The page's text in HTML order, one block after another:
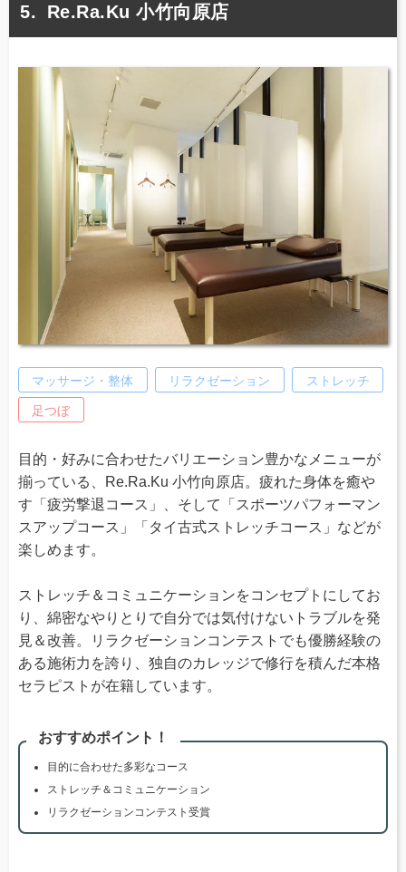
Re.Ra.Ku 小竹向原店
マッサージ・整体 リラクゼーション ストレッチ
足つぼ
目的・好みに合わせたバリエーション豊かなメニューが
揃っている、Re.Ra.Ku 小竹向原店。疲れた身体を癒や
す「疲労撃退コース」、そして「スポーツパフォーマン
スアップコース」「タイ古式ストレッチコース」などが
楽しめます。
ストレッチ＆コミュニケーションをコンセプトにしてお
り、綿密なやりとりで自分では気付けないトラブルを発
見＆改善。リラクゼーションコンテストでも優勝経験の
ある施術力を誇り、独自のカレッジで修行を積んだ本格
セラピストが在籍しています。
おすすめポイント！
目的に合わせた多彩なコース
ストレッチ＆コミュニケーション
リラクゼーションコンテスト受賞